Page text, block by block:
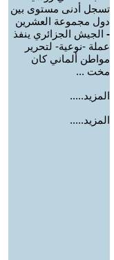
تسجل أدنى مستوى بين
دول مجموعة العشرين
- الجيش الجزائري ينفذ
عملة -نوعية- لتحرير
مواطن ألماني كان
مخت ...
المزيد.....
المزيد.....